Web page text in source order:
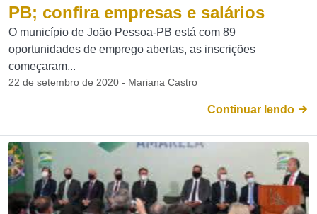
PB; confira empresas e salários
O município de João Pessoa-PB está com 89
oportunidades de emprego abertas, as inscrições
começaram...
22 de setembro de 2020 - Mariana Castro
Continuar lendo